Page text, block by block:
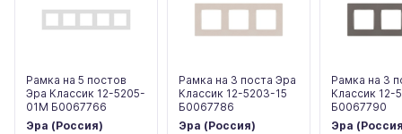
Рамка на 5 постов
Эра Классик 12-5205-
01М Б0067766
Эра (Россия)
Рамка на 3 поста Эра
Классик 12-5203-15
Б0067786
Эра (Россия)
Рамка на 3
Классик 12-
Б0067790
Эра